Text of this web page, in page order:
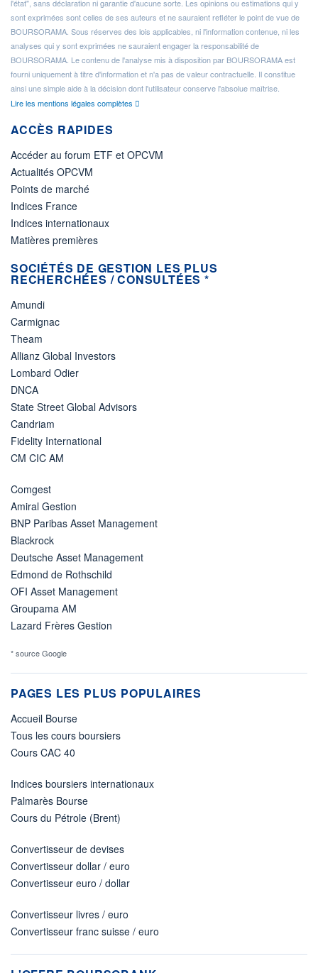
l'état", sans déclaration ni garantie d'aucune sorte. Les opinions ou estimations qui y
sont exprimées sont celles de ses auteurs et ne sauraient refléter le point de vue de
BOURSORAMA. Sous réserves des lois applicables, ni l'information contenue, ni les
analyses qui y sont exprimées ne sauraient engager la responsabilité de
BOURSORAMA. Le contenu de l'analyse mis à disposition par BOURSORAMA est
fourni uniquement à titre d'information et n'a pas de valeur contractuelle. Il constitue
ainsi une simple aide à la décision dont l'utilisateur conserve l'absolue maîtrise.
Lire les mentions légales complètes
ACCÈS RAPIDES
Accéder au forum ETF et OPCVM
Actualités OPCVM
Points de marché
Indices France
Indices internationaux
Matières premières
SOCIÉTÉS DE GESTION LES PLUS
RECHERCHÉES / CONSULTÉES *
Amundi
Carmignac
Theam
Allianz Global Investors
Lombard Odier
DNCA
State Street Global Advisors
Candriam
Fidelity International
CM CIC AM
Comgest
Amiral Gestion
BNP Paribas Asset Management
Blackrock
Deutsche Asset Management
Edmond de Rothschild
OFI Asset Management
Groupama AM
Lazard Frères Gestion
* source Google
PAGES LES PLUS POPULAIRES
Accueil Bourse
Tous les cours boursiers
Cours CAC 40
Indices boursiers internationaux
Palmarès Bourse
Cours du Pétrole (Brent)
Convertisseur de devises
Convertisseur dollar / euro
Convertisseur euro / dollar
Convertisseur livres / euro
Convertisseur franc suisse / euro